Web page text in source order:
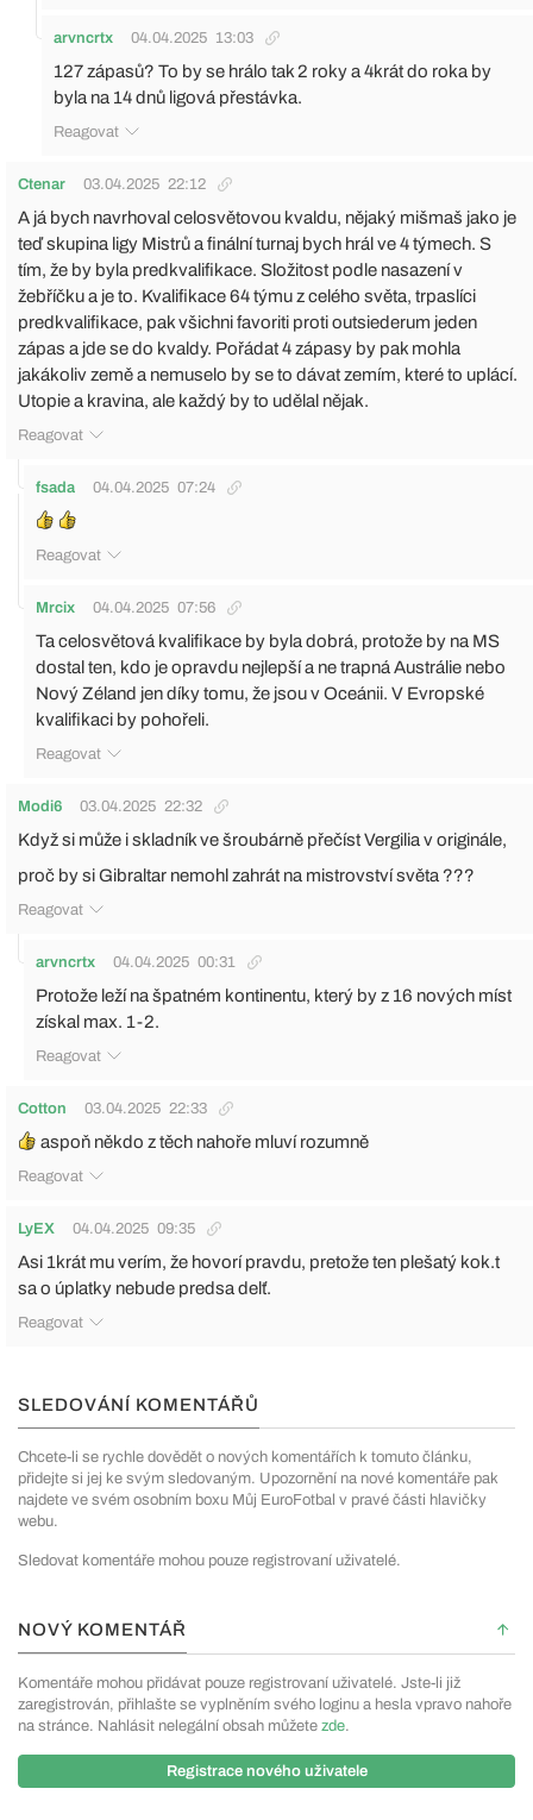
arvncrtx 04.04.2025 13:03
127 zápasů? To by se hrálo tak 2 roky a 4krát do roka by
byla na 14 dnů ligová přestávka.
Reagovat
Ctenar 03.04.2025 22:12
A já bych navrhoval celosvětovou kvaldu, nějaký mišmaš jako je
teď skupina ligy Mistrů a finální turnaj bych hrál ve 4 týmech. S
tím, že by byla predkvalifikace. Složitost podle nasazení v
žebříčku a je to. Kvalifikace 64 týmu z celého světa, trpaslíci
predkvalifikace, pak všichni favoriti proti outsiederum jeden
zápas a jde se do kvaldy. Pořádat 4 zápasy by pak mohla
jakákoliv země a nemuselo by se to dávat zemím, které to uplácí.
Utopie a kravina, ale každý by to udělal nějak.
Reagovat
fsada 04.04.2025 07:24
Reagovat
Mrcix 04.04.2025 07:56
Ta celosvětová kvalifikace by byla dobrá, protože by na MS
dostal ten, kdo je opravdu nejlepší a ne trapná Austrálie nebo
Nový Zéland jen díky tomu, že jsou v Oceánii. V Evropské
kvalifikaci by pohořeli.
Reagovat
Modi6 03.04.2025 22:32
Když si může i skladník ve šroubárně přečíst Vergilia v originále,
proč by si Gibraltar nemohl zahrát na mistrovství světa ???
Reagovat
arvncrtx 04.04.2025 00:31
Protože leží na špatném kontinentu, který by z 16 nových míst
získal max. 1-2.
Reagovat
Cotton 03.04.2025 22:33
aspoň někdo z těch nahoře mluví rozumně
Reagovat
LyEX 04.04.2025 09:35
Asi 1krát mu verím, že hovorí pravdu, pretože ten plešatý kok.t
sa o úplatky nebude predsa delť.
Reagovat
SLEDOVÁNÍ KOMENTÁŘŮ
Chcete-li se rychle dovědět o nových komentářích k tomuto článku,
přidejte si jej ke svým sledovaným. Upozornění na nové komentáře pak
najdete ve svém osobním boxu Můj EuroFotbal v pravé části hlavičky
webu.
Sledovat komentáře mohou pouze registrovaní uživatelé.
NOVÝ KOMENTÁŘ
Komentáře mohou přidávat pouze registrovaní uživatelé. Jste-li již
zaregistrován, přihlašte se vyplněním svého loginu a hesla vpravo nahoře
na stránce. Nahlásit nelegální obsah můžete zde.
Registrace nového uživatele